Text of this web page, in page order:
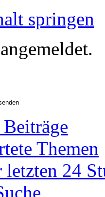
springen
Themen
letzten 24